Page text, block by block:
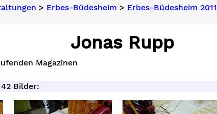
> Erbes-Büdesheim > Erbes-Büdesheim 2011
Jonas Rupp
Magazinen
Bilder: